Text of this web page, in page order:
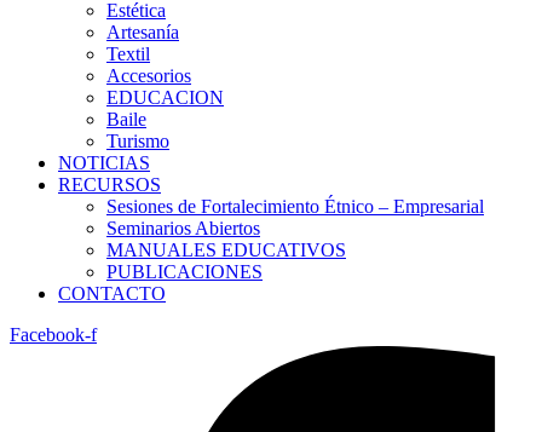
Estética
Artesanía
Textil
Accesorios
EDUCACION
Baile
Turismo
NOTICIAS
RECURSOS
Sesiones de Fortalecimiento Étnico – Empresarial
Seminarios Abiertos
MANUALES EDUCATIVOS
PUBLICACIONES
CONTACTO
Facebook-f